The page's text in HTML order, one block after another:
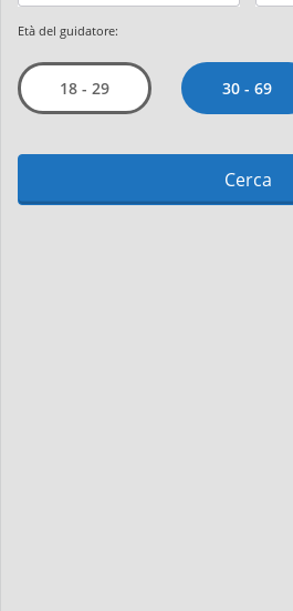
Età del guidatore:
18 - 29 30 - 69
Cerca